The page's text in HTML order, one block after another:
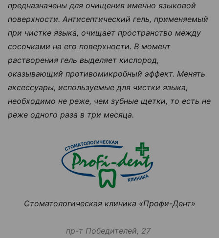
предназначены для очищения именно языковой
поверхности. Антисептический гель, применяемый
при чистке языка, очищает пространство между
сосочками на его поверхности. В момент
растворения гель выделяет кислород,
оказывающий противомикробный эффект. Менять
аксессуары, используемые для чистки языка,
необходимо не реже, чем зубные щетки, то есть не
реже одного раза в три месяца.
Стоматологическая клиника «Профи-Дент»
пр-т Победителей, 27